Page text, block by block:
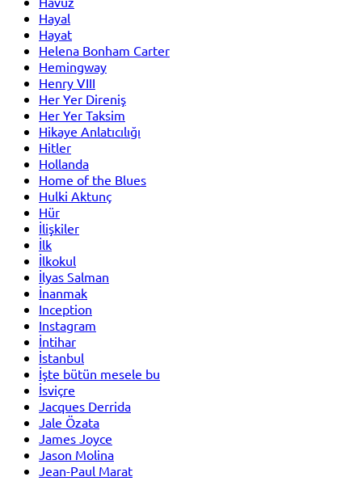
Hayal
Hayat
Helena Bonham Carter
Hemingway
Henry VIII
Her Yer Direniş
Her Yer Taksim
Hikaye Anlatıcılığı
Hitler
Hollanda
Home of the Blues
Hulki Aktunç
Hür
İlişkiler
İlk
İlkokul
İlyas Salman
İnanmak
Inception
Instagram
İntihar
İstanbul
İşte bütün mesele bu
İsviçre
Jacques Derrida
Jale Özata
James Joyce
Jason Molina
Jean-Paul Marat